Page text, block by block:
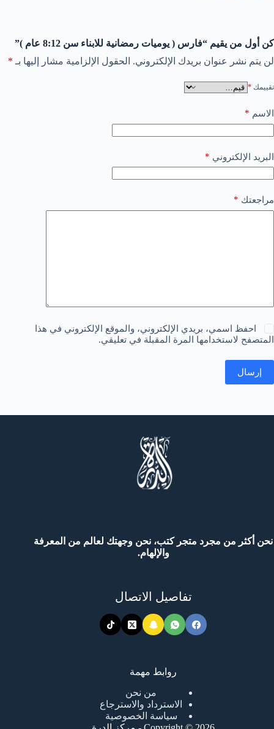
كن أول من يقيم “فارس ( يوميات رمضانية للابناء سن 8:12 عام )”
لن يتم نشر عنوان بريدك الإلكتروني. الحقول الإلزامية مشار إليها بـ *
تقييمك *
الاسم *
البريد الإلكتروني *
مراجعتك *
احفظ اسمي، بريدي الإلكتروني، والموقع الإلكتروني في هذا
المتصفح لاستخدامها المرة المقبلة في تعليقي.
إرسال
نحن أكثر من مجرد متجر كتب، نحن وجهتك لعالم من المعرفة
والإلهام.
تفاصيل الاتصال
روابط مهمة
من نحن
الاسترداد والاسترجاع
سياسة الخصوصية